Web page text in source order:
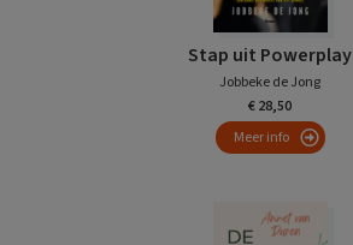
Stap uit Powerplay
Jobbeke de Jong
€ 28,50
Meer info